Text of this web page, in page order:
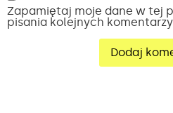
Zapamiętaj moje dane w tej
pisania kolejnych